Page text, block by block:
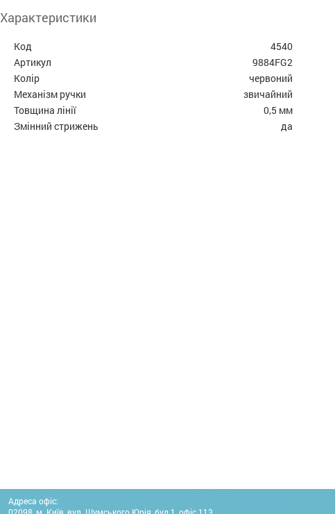
Характеристики
Код
4540
Артикул
9884FG2
Колір
червоний
Механізм ручки
звичайний
Товщина лінії
0,5 мм
Змінний стрижень
да
Адреса офіс: